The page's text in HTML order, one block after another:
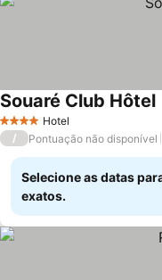
4 EstrelasHotel
Souaré Club Hôtel
/ Pontuação não disponível
Selecione as datas
exatos.